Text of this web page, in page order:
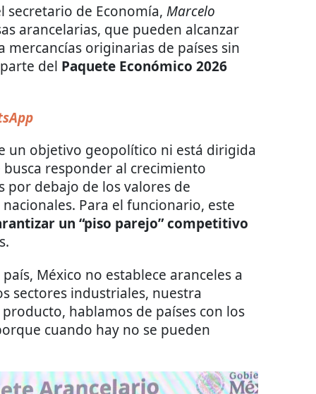
secretario de Economía, Marcelo
arancelarias, que pueden alcanzar
mercancías originarias de países sin
del Paquete Económico 2026
un objetivo geopolítico ni está dirigida
responder al crecimiento
por debajo de los valores de
Para el funcionario, este
un “piso parejo” competitivo
México no establece aranceles a
sectores industriales, nuestra
hablamos de países con los
cuando hay no se pueden